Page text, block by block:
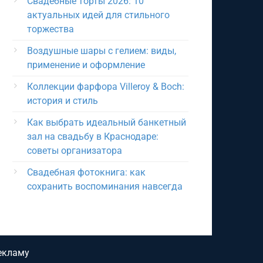
актуальных идей для стильного
торжества
Воздушные шары с гелием: виды,
применение и оформление
Коллекции фарфора Villeroy & Boch:
история и стиль
Как выбрать идеальный банкетный
зал на свадьбу в Краснодаре:
советы организатора
Свадебная фотокнига: как
сохранить воспоминания навсегда